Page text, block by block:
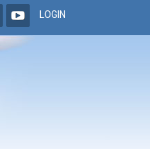
LOGIN